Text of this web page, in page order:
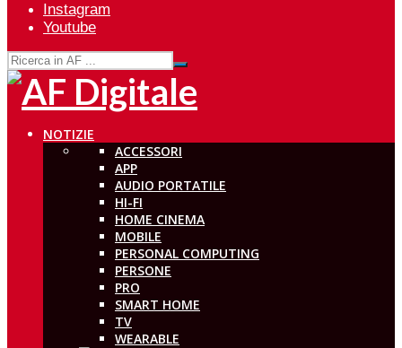
Instagram
Youtube
NOTIZIE
ACCESSORI
APP
AUDIO PORTATILE
HI-FI
HOME CINEMA
MOBILE
PERSONAL COMPUTING
PERSONE
PRO
SMART HOME
TV
WEARABLE